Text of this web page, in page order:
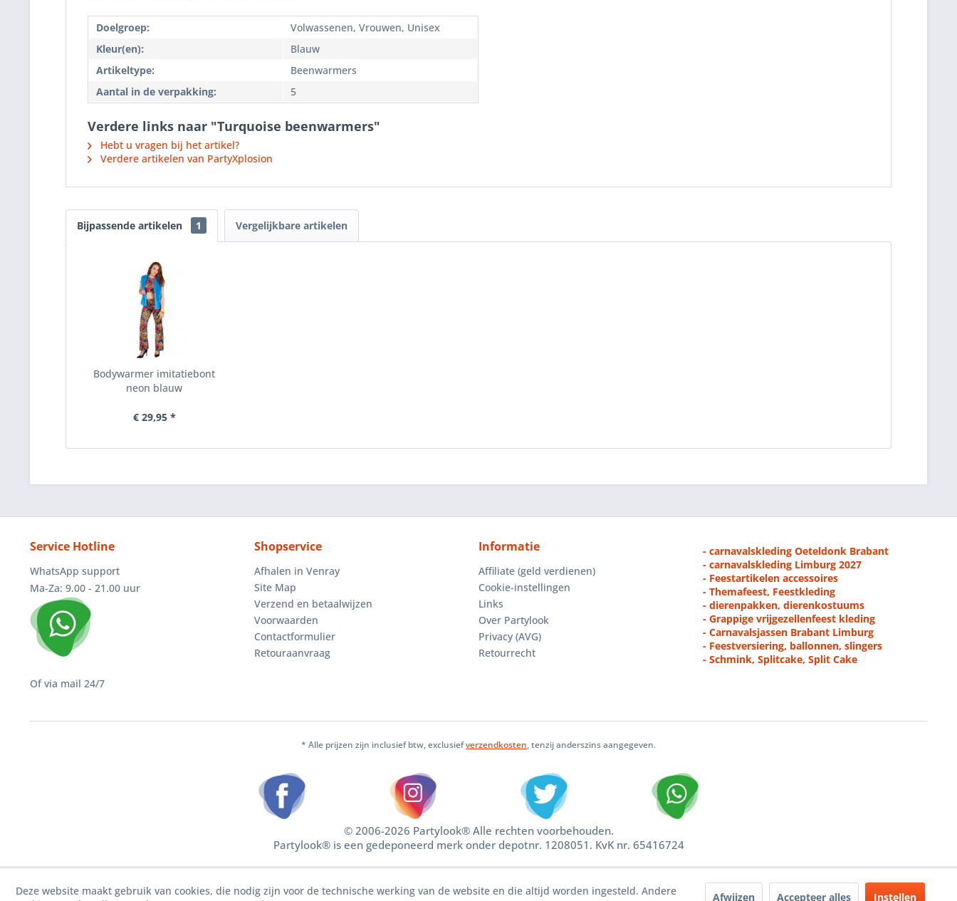
Doelgroep:
Volwassenen, Vrouwen, Unisex
Kleur(en):
Blauw
Artikeltype:
Beenwarmers
Aantal in de verpakking:
5
Verdere links naar "Turquoise beenwarmers"
Hebt u vragen bij het artikel?
Verdere artikelen van PartyXplosion
Bijpassende artikelen 1 Vergelijkbare artikelen
Bodywarmer imitatiebont
neon blauw
€ 29,95 *
Service Hotline
WhatsApp support
Ma-Za: 9.00 - 21.00 uur
Of via mail 24/7
Shopservice
Afhalen in Venray
Site Map
Verzend en betaalwijzen
Voorwaarden
Contactformulier
Retouraanvraag
Informatie
Affiliate (geld verdienen)
Cookie-instellingen
Links
Over Partylook
Privacy (AVG)
Retourrecht
- carnavalskleding Oeteldonk Brabant
- carnavalskleding Limburg 2027
- Feestartikelen accessoires
- Themafeest, Feestkleding
- dierenpakken, dierenkostuums
- Grappige vrijgezellenfeest kleding
- Carnavalsjassen Brabant Limburg
- Feestversiering, ballonnen, slingers
- Schmink, Splitcake, Split Cake
* Alle prijzen zijn inclusief btw, exclusiefverzendkosten, tenzij anderszins aangegeven.
© 2006-2026 Partylook® Alle rechten voorbehouden.
Partylook® is een gedeponeerd merk onder depotnr. 1208051. KvK nr. 65416724
Deze website maakt gebruik van cookies, die nodig zijn voor de technische werking van de website en die altijd worden ingesteld. Andere
Afwijzen Accepteer alles Instellen